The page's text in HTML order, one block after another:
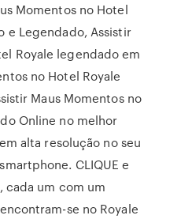
Momentos no Hotel
e Legendado, Assistir
Royale legendado em
no Hotel Royale
Maus Momentos no
Online no melhor
alta resolução no seu
CLIQUE e
cada um com um
se no Royale